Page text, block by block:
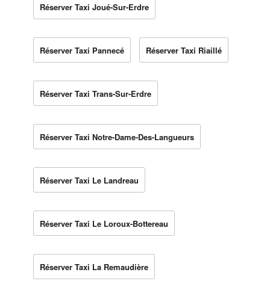
Réserver Taxi Joué-Sur-Erdre
Réserver Taxi Pannecé Réserver Taxi Riaillé
Réserver Taxi Trans-Sur-Erdre
Réserver Taxi Notre-Dame-Des-Langueurs
Réserver Taxi Le Landreau
Réserver Taxi Le Loroux-Bottereau
Réserver Taxi La Remaudière